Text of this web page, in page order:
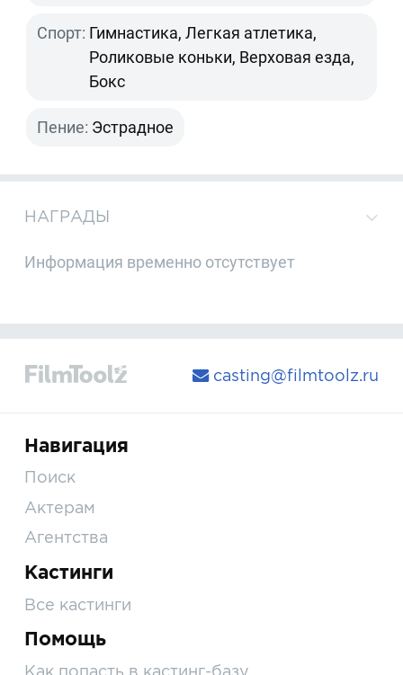
Спорт: Гимнастика, Легкая атлетика,
Роликовые коньки, Верховая езда,
Бокс
Пение: Эстрадное
НАГРАДЫ
Информация временно отсутствует
casting@filmtoolz.ru
Навигация
Поиск
Актерам
Агентства
Кастинги
Все кастинги
Помощь
Как попасть в кастинг-базу